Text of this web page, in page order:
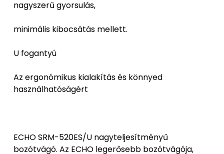
nagyszerű gyorsulás,
minimális kibocsátás mellett.
U fogantyú
Az ergonómikus kialakítás és könnyed
használhatóságért
ECHO SRM-520ES/U nagyteljesítményű
bozótvágó. Az ECHO legerősebb bozótvágója,